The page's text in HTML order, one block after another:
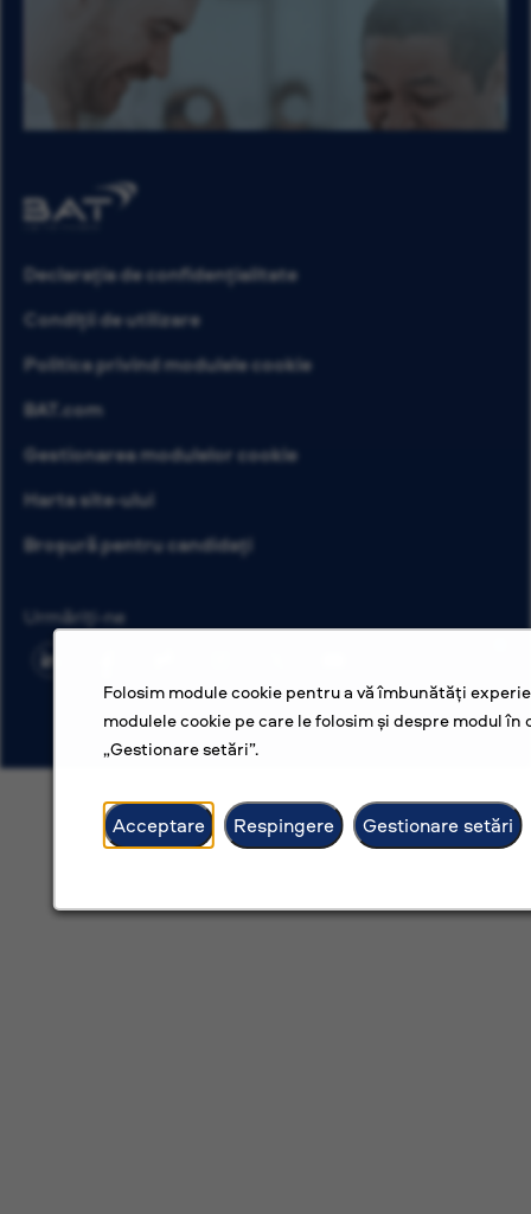
Folosim module cookie pentru a vă îmbunătăți
modulele cookie pe care le folosim și despre modul
„Gestionare setări”.
Acceptare Respingere Gestionare setări
Declarația de confidențialitate
Condiții de utilizare
Politica privind modulele cookie
BAT.com
Gestionarea modulelor cookie
Harta site-ului
Broșură pentru candidați
Urmăriți-ne